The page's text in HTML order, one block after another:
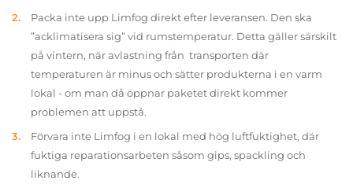
Packa inte upp Limfog direkt efter leveransen. Den ska
”acklimatisera sig” vid rumstemperatur. Detta gäller särskilt
på vintern, när avlastning från transporten där
temperaturen är minus och sätter produkterna i en varm
lokal - om man då öppnar paketet direkt kommer
problemen att uppstå.
Förvara inte Limfog i en lokal med hög luftfuktighet, där
fuktiga reparationsarbeten såsom gips, spackling och
liknande.